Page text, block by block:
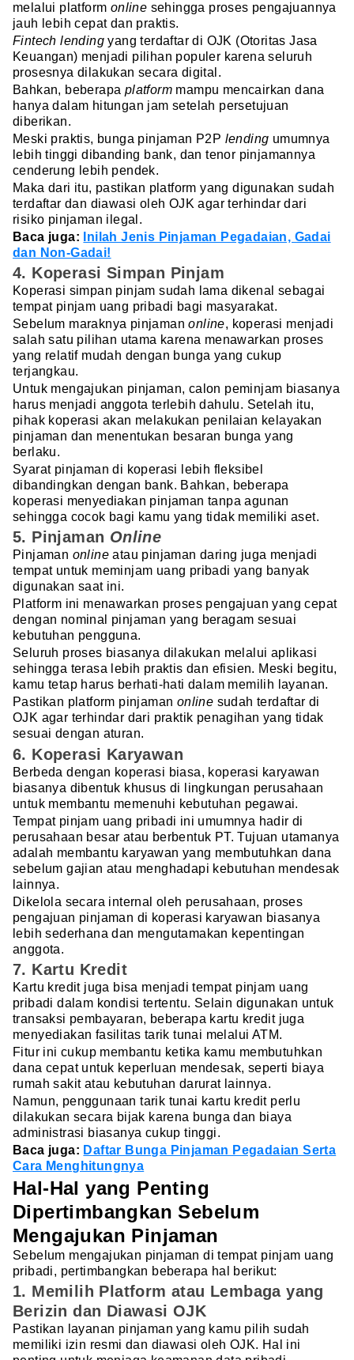
melalui platform online sehingga proses pengajuannya
jauh lebih cepat dan praktis.
Fintech lending yang terdaftar di OJK (Otoritas Jasa
Keuangan) menjadi pilihan populer karena seluruh
prosesnya dilakukan secara digital.
Bahkan, beberapa platform mampu mencairkan dana
hanya dalam hitungan jam setelah persetujuan
diberikan.
Meski praktis, bunga pinjaman P2P lending umumnya
lebih tinggi dibanding bank, dan tenor pinjamannya
cenderung lebih pendek.
Maka dari itu, pastikan platform yang digunakan sudah
terdaftar dan diawasi oleh OJK agar terhindar dari
risiko pinjaman ilegal.
Baca juga:
Inilah Jenis Pinjaman Pegadaian, Gadai
dan Non-Gadai!
4. Koperasi Simpan Pinjam
Koperasi simpan pinjam sudah lama dikenal sebagai
tempat pinjam uang pribadi bagi masyarakat.
Sebelum maraknya pinjamanonline, koperasi menjadi
salah satu pilihan utama karena menawarkan proses
yang relatif mudah dengan bunga yang cukup
terjangkau.
Untuk mengajukan pinjaman, calon peminjam biasanya
harus menjadi anggota terlebih dahulu. Setelah itu,
pihak koperasi akan melakukan penilaian kelayakan
pinjaman dan menentukan besaran bunga yang
berlaku.
Syarat pinjaman di koperasi lebih fleksibel
dibandingkan dengan bank. Bahkan, beberapa
koperasi menyediakan pinjaman tanpa agunan
sehingga cocok bagi kamu yang tidak memiliki aset.
5. Pinjaman Online
Pinjaman onlineatau pinjaman daring juga menjadi
tempat untuk meminjam uang pribadi yang banyak
digunakan saat ini.
Platform ini menawarkan proses pengajuan yang cepat
dengan nominal pinjaman yang beragam sesuai
kebutuhan pengguna.
Seluruh proses biasanya dilakukan melalui aplikasi
sehingga terasa lebih praktis dan efisien. Meski begitu,
kamu tetap harus berhati-hati dalam memilih layanan.
Pastikan platform pinjaman online sudah terdaftar di
OJK agar terhindar dari praktik penagihan yang tidak
sesuai dengan aturan.
6. Koperasi Karyawan
Berbeda dengan koperasi biasa, koperasi karyawan
biasanya dibentuk khusus di lingkungan perusahaan
untuk membantu memenuhi kebutuhan pegawai.
Tempat pinjam uang pribadi ini umumnya hadir di
perusahaan besar atau berbentuk PT. Tujuan utamanya
adalah membantu karyawan yang membutuhkan dana
sebelum gajian atau menghadapi kebutuhan mendesak
lainnya.
Dikelola secara internal oleh perusahaan, proses
pengajuan pinjaman di koperasi karyawan biasanya
lebih sederhana dan mengutamakan kepentingan
anggota.
7. Kartu Kredit
Kartu kredit juga bisa menjadi tempat pinjam uang
pribadi dalam kondisi tertentu. Selain digunakan untuk
transaksi pembayaran, beberapa kartu kredit juga
menyediakan fasilitas tarik tunai melalui ATM.
Fitur ini cukup membantu ketika kamu membutuhkan
dana cepat untuk keperluan mendesak, seperti biaya
rumah sakit atau kebutuhan darurat lainnya.
Namun, penggunaan tarik tunai kartu kredit perlu
dilakukan secara bijak karena bunga dan biaya
administrasi biasanya cukup tinggi.
Baca juga: Daftar Bunga Pinjaman Pegadaian Serta
Cara Menghitungnya
Hal-Hal yang Penting
Dipertimbangkan Sebelum
Mengajukan Pinjaman
Sebelum mengajukan pinjaman di tempat pinjam uang
pribadi, pertimbangkan beberapa hal berikut:
1. Memilih Platform atau Lembaga yang
Berizin dan Diawasi OJK
Pastikan layanan pinjaman yang kamu pilih sudah
memiliki izin resmi dan diawasi oleh OJK. Hal ini